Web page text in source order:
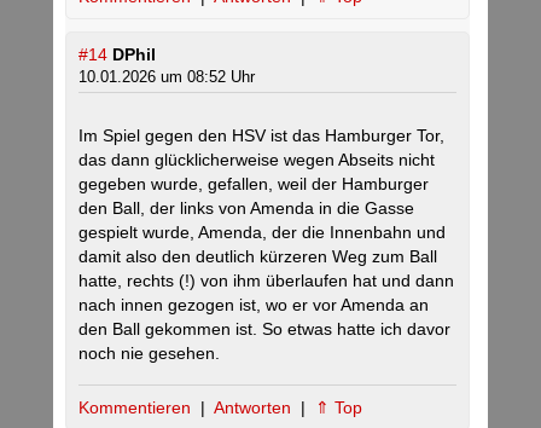
#14 DPhil
10.01.2026 um 08:52 Uhr
Im Spiel gegen den HSV ist das Hamburger Tor,
das dann glücklicherweise wegen Abseits nicht
gegeben wurde, gefallen, weil der Hamburger
den Ball, der links von Amenda in die Gasse
gespielt wurde, Amenda, der die Innenbahn und
damit also den deutlich kürzeren Weg zum Ball
hatte, rechts (!) von ihm überlaufen hat und dann
nach innen gezogen ist, wo er vor Amenda an
den Ball gekommen ist. So etwas hatte ich davor
noch nie gesehen.
Kommentieren | Antworten | ⇑ Top